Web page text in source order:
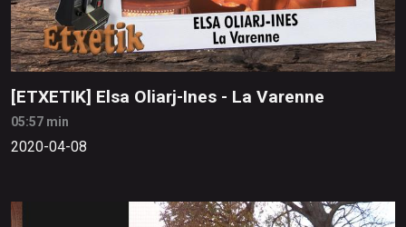
[ETXETIK] Elsa Oliarj-Ines - La Varenne
05:57 min
2020-04-08